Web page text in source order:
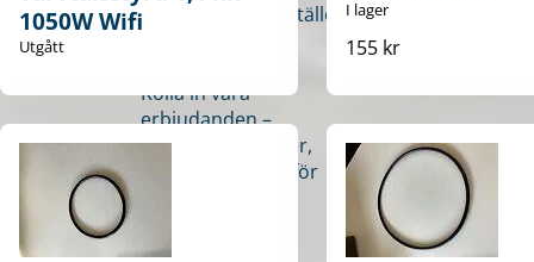
lösningar på ett ställe.
Kolla in våra
erbjudanden –
rabatter på pooler,
tillbehör och allt för
1050W Wifi
Utgått
I lager
155 kr